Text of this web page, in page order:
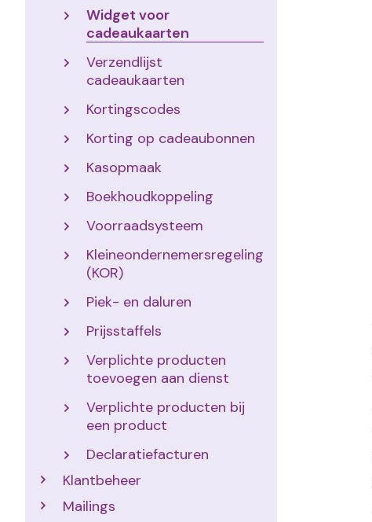
Widget voor
cadeaukaarten
Verzendlijst
cadeaukaarten
Kortingscodes
Korting op cadeaubonnen
Kasopmaak
Boekhoudkoppeling
Voorraadsysteem
Kleineondernemersregeling
(KOR)
Piek- en daluren
Prijsstaffels
Verplichte producten
toevoegen aan dienst
Verplichte producten bij
een product
Declaratiefacturen
Klantbeheer
Mailings